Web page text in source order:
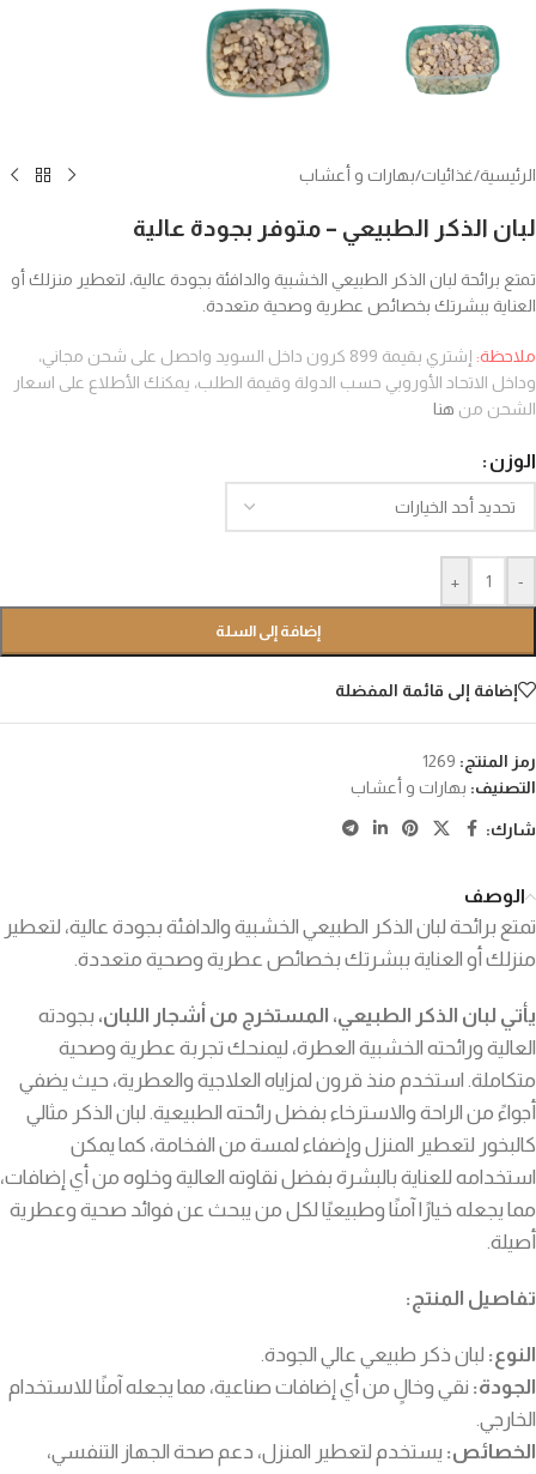
الرئيسية/غذائيات/بهارات و أعشاب
لبان الذكر الطبيعي – متوفر بجودة عالية
تمتع برائحة لبان الذكر الطبيعي الخشبية والدافئة بجودة عالية، لتعطير منزلك أو
العناية ببشرتك بخصائص عطرية وصحية متعددة.
ملاحظة:
إشتري بقيمة 899 كرون داخل السويد واحصل على شحن مجاني،
وداخل الاتحاد الأوروبي حسب الدولة وقيمة الطلب، يمكنك الأطلاع على اسعار
الشحن من هنا
الوزن
-
+
إضافة إلى السلة
إضافة إلى قائمة المفضلة
رمز المنتج: 1269
التصنيف: بهارات و أعشاب
شارك:
الوصف
تمتع برائحة لبان الذكر الطبيعي الخشبية والدافئة بجودة عالية، لتعطير
منزلك أو العناية ببشرتك بخصائص عطرية وصحية متعددة.
يأتي لبان الذكر الطبيعي، المستخرج من أشجار اللبان، بجودته
العالية ورائحته الخشبية العطرة، ليمنحك تجربة عطرية وصحية
متكاملة. استخدم منذ قرون لمزاياه العلاجية والعطرية، حيث يضفي
أجواءً من الراحة والاسترخاء بفضل رائحته الطبيعية. لبان الذكر مثالي
كالبخور لتعطير المنزل وإضفاء لمسة من الفخامة، كما يمكن
استخدامه للعناية بالبشرة بفضل نقاوته العالية وخلوه من أي إضافات،
مما يجعله خيارًا آمنًا وطبيعيًا لكل من يبحث عن فوائد صحية وعطرية
أصيلة.
تفاصيل المنتج:
النوع: لبان ذكر طبيعي عالي الجودة.
الجودة: نقي وخالٍ من أي إضافات صناعية، مما يجعله آمنًا للاستخدام
الخارجي.
الخصائص: يستخدم لتعطير المنزل، دعم صحة الجهاز التنفسي،